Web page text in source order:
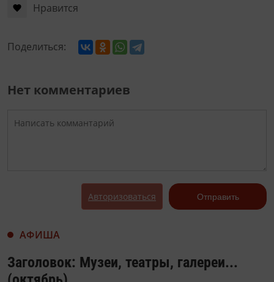
Нравится
Поделиться:
Нет комментариев
Авторизоваться Отправить
АФИША
Заголовок: Музеи, театры, галереи...